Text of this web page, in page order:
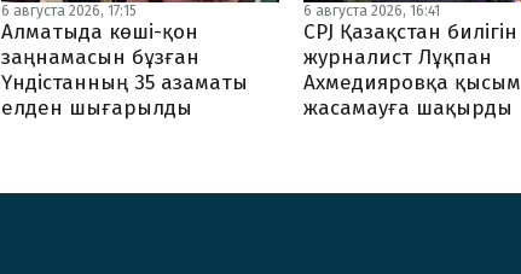
6 августа 2026, 17:15
Алматыда көші-қон
заңнамасын бұзған
Үндістанның 35 азаматы
елден шығарылды
6 августа 2026, 16:41
CPJ Қазақстан билігін
журналист Лұқпан
Ахмедияровқа қысым
жасамауға шақырды